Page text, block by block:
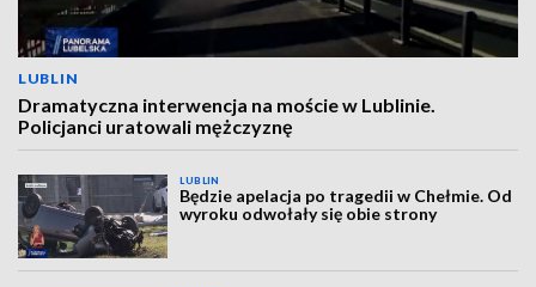
LUBLIN
Dramatyczna interwencja na moście w Lublinie.
Policjanci uratowali mężczyznę
LUBLIN
Będzie apelacja po tragedii w Chełmie. Od
wyroku odwołały się obie strony